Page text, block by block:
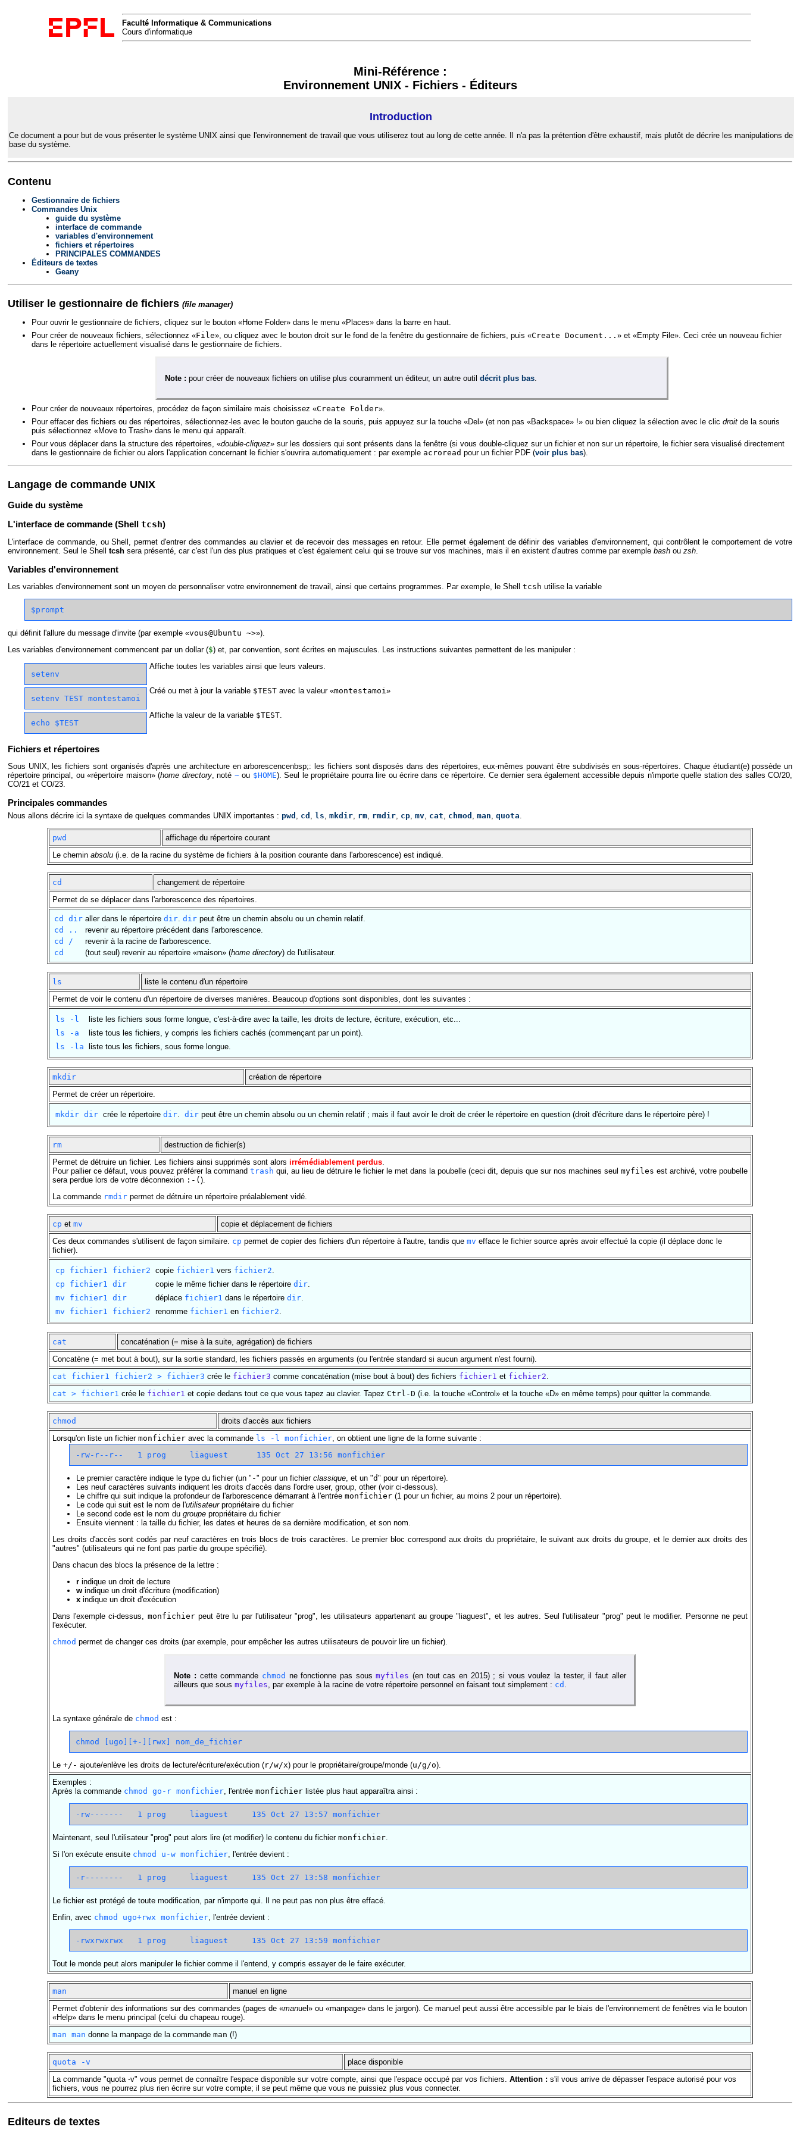
Faculté Informatique & Communications
Cours d'informatique
Mini-Référence :
Environnement UNIX - Fichiers - Éditeurs
Introduction
Ce document a pour but de vous présenter le système UNIX ainsi que l'environnement de travail que vous utiliserez tout au long de cette année. Il n'a pas la prétention d'être exhaustif, mais plutôt de décrire les manipulations de
base du système.
Contenu
Gestionnaire de fichiers
Commandes Unix
guide du système
interface de commande
variables d'environnement
fichiers et répertoires
PRINCIPALES COMMANDES
Éditeurs de textes
Geany
Utiliser le gestionnaire de fichiers (file manager)
Pour ouvrir le gestionnaire de fichiers, cliquez sur le bouton «Home Folder» dans le menu «Places» dans la barre en haut.
Pour créer de nouveaux fichiers, sélectionnez «File», ou cliquez avec le bouton droit sur le fond de la fenêtre du gestionnaire de fichiers, puis «Create Document... » et «Empty File». Ceci crée un nouveau fichier
dans le répertoire actuellement visualisé dans le gestionnaire de fichiers.
Note : pour créer de nouveaux fichiers on utilise plus couramment un éditeur, un autre outil décrit plus bas.
Pour créer de nouveaux répertoires, procédez de façon similaire mais choisissez «Create Folder».
Pour effacer des fichiers ou des répertoires, sélectionnez-les avec le bouton gauche de la souris, puis appuyez sur la touche «Del» (et non pas «Backspace» !» ou bien cliquez la sélection avec le clic droit de la souris
puis sélectionnez «Move to Trash» dans le menu qui apparaît.
Pour vous déplacer dans la structure des répertoires, «double-cliquez» sur les dossiers qui sont présents dans la fenêtre (si vous double-cliquez sur un fichier et non sur un répertoire, le fichier sera visualisé directement
dans le gestionnaire de fichier ou alors l'application concernant le fichier s'ouvrira automatiquement : par exemple acroread pour un fichier PDF (voir plus bas).
Langage de commande UNIX
Guide du système
L'interface de commande (Shell tcsh)
L'interface de commande, ou Shell, permet d'entrer des commandes au clavier et de recevoir des messages en retour. Elle permet également de définir des variables d'environnement, qui contrôlent le comportement de votre
environnement. Seul le Shell tcsh sera présenté, car c'est l'un des plus pratiques et c'est également celui qui se trouve sur vos machines, mais il en existent d'autres comme par exemple bash ou zsh.
Variables d'environnement
Les variables d'environnement sont un moyen de personnaliser votre environnement de travail, ainsi que certains programmes. Par exemple, le Shell tcsh utilise la variable
qui définit l'allure du message d'invite (par exemple «vous@Ubuntu ~>»).
Les variables d'environnement commencent par un dollar ($) et, par convention, sont écrites en majuscules. Les instructions suivantes permettent de les manipuler :
setenv
Affiche toutes les variables ainsi que leurs valeurs.
setenv TEST montestamoi
Créé ou met à jour la variable $TEST avec la valeur «montestamoi»
echo $TEST
Affiche la valeur de la variable $TEST.
Fichiers et répertoires
Sous UNIX, les fichiers sont organisés d'après une architecture en arborescencenbsp;: les fichiers sont disposés dans des répertoires, eux-mêmes pouvant être subdivisés en sous-répertoires. Chaque étudiant(e) possède un
répertoire principal, ou «répertoire maison» (home directory, noté ~ou $HOME). Seul le propriétaire pourra lire ou écrire dans ce répertoire. Ce dernier sera également accessible depuis n'importe quelle station des salles CO/20,
CO/21 et CO/23.
Principales commandes
Nous allons décrire ici la syntaxe de quelques commandes UNIX importantes : pwd , cd , ls, mkdir, rm, rmdir, cp, mv, cat, chmod , man, quota.
pwd
affichage du répertoire courant
Le chemin absolu (i.e. de la racine du système de fichiers à la position courante dans l'arborescence) est indiqué.
cd
changement de répertoire
Permet de se déplacer dans l'arborescence des répertoires.
cd dir aller dans le répertoire dir. dir peut être un chemin absolu ou un chemin relatif.
cd ..
revenir au répertoire précédent dans l'arborescence.
cd /
revenir à la racine de l'arborescence.
cd
(tout seul) revenir au répertoire «maison» (home directory) de l'utilisateur.
ls
liste le contenu d'un répertoire
Permet de voir le contenu d'un répertoire de diverses manières. Beaucoup d'options sont disponibles, dont les suivantes :
ls -l
liste les fichiers sous forme longue, c'est-à-dire avec la taille, les droits de lecture, écriture, exécution, etc...
ls -a
liste tous les fichiers, y compris les fichiers cachés (commençant par un point).
ls -la
liste tous les fichiers, sous forme longue.
mkdir
création de répertoire
Permet de créer un répertoire.
mkdir dir crée le répertoire dir. dir peut être un chemin absolu ou un chemin relatif ; mais il faut avoir le droit de créer le répertoire en question (droit d'écriture dans le répertoire père) !
rm
destruction de fichier(s)
Permet de détruire un fichier. Les fichiers ainsi supprimés sont alors irrémédiablement perdus.
Pour pallier ce défaut, vous pouvez préférer la command trash qui, au lieu de détruire le fichier le met dans la poubelle (ceci dit, depuis que sur nos machines seul myfiles est archivé, votre poubelle
sera perdue lors de votre déconnexion :-( ).
La commande rmdir permet de détruire un répertoire préalablement vidé.
cp et mv
copie et déplacement de fichiers
Ces deux commandes s'utilisent de façon similaire. cp permet de copier des fichiers d'un répertoire à l'autre, tandis que mv efface le fichier source après avoir effectué la copie (il déplace donc le
fichier).
cp fichier1 fichier2 copie fichier1 vers fichier2.
cp fichier1 dir
copie le même fichier dans le répertoire dir.
mv fichier1 dir
déplace fichier1 dans le répertoire dir.
mv fichier1 fichier2 renomme fichier1 en fichier2.
cat
concaténation (= mise à la suite, agrégation) de fichiers
Concatène (= met bout à bout), sur la sortie standard, les fichiers passés en arguments (ou l'entrée standard si aucun argument n'est fourni).
cat fichier1 fichier2 > fichier3 crée le fichier3 comme concaténation (mise bout à bout) des fichiers fichier1 et fichier2.
cat > fichier1 crée le fichier1 et copie dedans tout ce que vous tapez au clavier. Tapez Ctrl-D (i.e. la touche «Control» et la touche «D» en même temps) pour quitter la commande.
chmod
droits d'accès aux fichiers
Lorsqu'on liste un fichier monfichier avec la commande ls -l monfichier, on obtient une ligne de la forme suivante :
Le premier caractère indique le type du fichier (un " -" pour un fichier classique, et un "d" pour un répertoire).
Les neuf caractères suivants indiquent les droits d'accès dans l'ordre user, group, other (voir ci-dessous).
Le chiffre qui suit indique la profondeur de l'arborescence démarrant à l'entrée monfichier (1 pour un fichier, au moins 2 pour un répertoire).
Le code qui suit est le nom de l'utilisateurpropriétaire du fichier
Le second code est le nom du groupe propriétaire du fichier
Ensuite viennent : la taille du fichier, les dates et heures de sa dernière modification, et son nom.
Les droits d'accès sont codés par neuf caractères en trois blocs de trois caractères. Le premier bloc correspond aux droits du propriétaire, le suivant aux droits du groupe, et le dernier aux droits des
"autres" (utilisateurs qui ne font pas partie du groupe spécifié).
Dans chacun des blocs la présence de la lettre :
r indique un droit de lecture
w indique un droit d'écriture (modification)
x indique un droit d'exécution
Dans l'exemple ci-dessus, monfichierpeut être lu par l'utilisateur "prog", les utilisateurs appartenant au groupe "liaguest", et les autres. Seul l'utilisateur "prog" peut le modifier. Personne ne peut
l'exécuter.
chmod permet de changer ces droits (par exemple, pour empêcher les autres utilisateurs de pouvoir lire un fichier).
Note : cette commande chmod ne fonctionne pas sousmyfiles (en tout cas en 2015) ; si vous voulez la tester, il faut aller
ailleurs que sousmyfiles, par exemple à la racine de votre répertoire personnel en faisant tout simplement : cd .
La syntaxe générale de chmod est :
Le +/- ajoute/enlève les droits de lecture/écriture/exécution (r/w/x) pour le propriétaire/groupe/monde (u/g/o).
Exemples :
Après la commande chmod go-r monfichier, l'entrée monfichier listée plus haut apparaîtra ainsi :
Maintenant, seul l'utilisateur "prog" peut alors lire (et modifier) le contenu du fichier monfichier.
Si l'on exécute ensuite chmod u-w monfichier, l'entrée devient :
Le fichier est protégé de toute modification, par n'importe qui. Il ne peut pas non plus être effacé.
Enfin, avec chmod ugo+rwx monfichier, l'entrée devient :
Tout le monde peut alors manipuler le fichier comme il l'entend, y compris essayer de le faire exécuter.
man
manuel en ligne
Permet d'obtenir des informations sur des commandes (pages de «manuel» ou «manpage» dans le jargon). Ce manuel peut aussi être accessible par le biais de l'environnement de fenêtres via le bouton
«Help» dans le menu principal (celui du chapeau rouge).
man man donne la manpage de la commande man (!)
quota -v
place disponible
La commande "quota -v" vous permet de connaître l'espace disponible sur votre compte, ainsi que l'espace occupé par vos fichiers. Attention : s'il vous arrive de dépasser l'espace autorisé pour vos
fichiers, vous ne pourrez plus rien écrire sur votre compte; il se peut même que vous ne puissiez plus vous connecter.
Editeurs de textes